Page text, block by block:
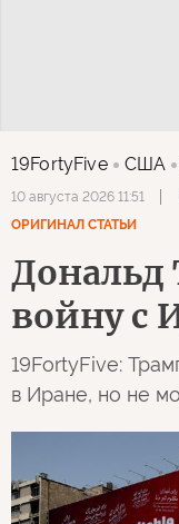
19FortyFive США
10 августа 2026 11:51
ОРИГИНАЛ СТАТЬИ
Дональд
войну с
19FortyFive:
в Иране, но не